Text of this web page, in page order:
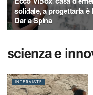
solidale, a progettarla è
Daria Spina
scienza e
INTERVISTE